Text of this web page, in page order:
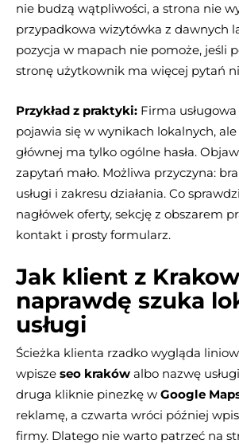
nie budzą wątpliwości, a strona nie
przypadkowa wizytówka z dawnych
pozycja w mapach nie pomoże, jeśli
stronę użytkownik ma więcej pytań
Przykład z praktyki: Firma
pojawia się w wynikach lokalnych,
głównej ma tylko ogólne hasła.
zapytań mało. Możliwa przyczyna:
usługi i zakresu działania. Co
nagłówek oferty, sekcję z obszarem
kontakt i prosty formularz.
Jak klient z
naprawdę szuka
usługi
Ścieżka klienta rzadko wygląda
wpisze seo kraków albo nazwę
druga kliknie pinezkę w Google
reklamę, a czwarta wróci później
firmy. Dlatego nie warto patrzeć na